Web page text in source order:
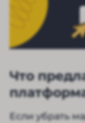
Что
Если убрать